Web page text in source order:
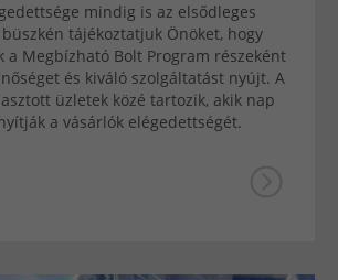
mindig is az elsődleges
tájékoztatjuk Önöket, hogy
a Megbízható Bolt Program részeként
és kiváló szolgáltatást nyújt. A
üzletek közé tartozik, akik nap
a vásárlók elégedettségét.